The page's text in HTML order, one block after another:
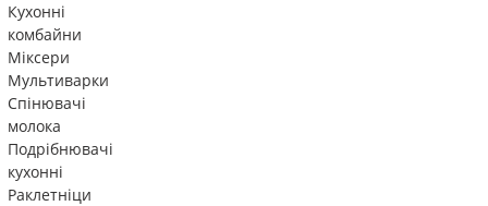
Кухонні
комбайни
Міксери
Мультиварки
Спінювачі
молока
Подрібнювачі
кухонні
Раклетніци